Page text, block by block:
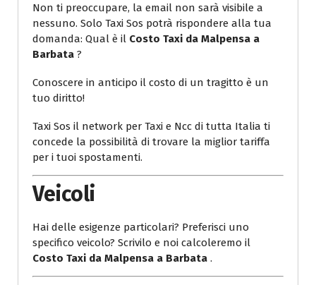
Non ti preoccupare, la email non sarà visibile a
nessuno. Solo Taxi Sos potrà rispondere alla tua
domanda: Qual è il Costo Taxi da Malpensa a
Barbata ?
Conoscere in anticipo il costo di un tragitto è un
tuo diritto!
Taxi Sos il network per Taxi e Ncc di tutta Italia ti
concede la possibilità di trovare la miglior tariffa
per i tuoi spostamenti.
Veicoli
Hai delle esigenze particolari? Preferisci uno
specifico veicolo? Scrivilo e noi calcoleremo il
Costo Taxi da Malpensa a Barbata .